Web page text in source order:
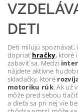
DETI
Deti milujú spoznávať,
dopriať hračky, ktoré
zabaviť sa. Medzi
nájdete aktívne
skladačky, ktoré
motoriku rúk. Ak už
môže pred sebou
a dieťa sa pri nej vie